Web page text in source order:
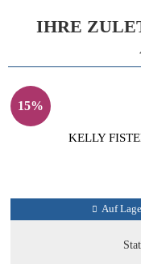
IHRE
15%
KELLY
Auf